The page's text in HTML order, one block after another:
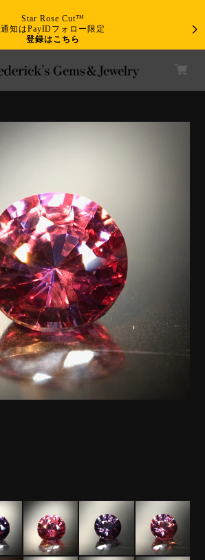
Star Rose Cut™
通知はPayIDフォロー限定
登録はこちら